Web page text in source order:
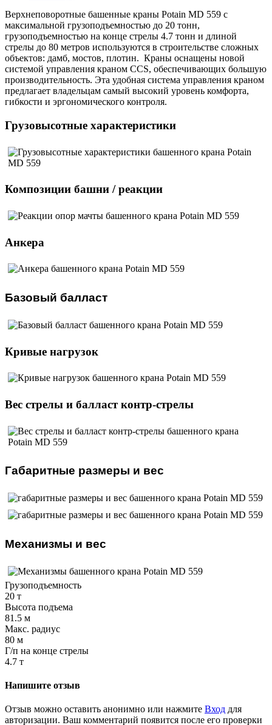
Верхнеповоротные башенные краны Potain MD 559 с
максимальной грузоподъемностью до 20 тонн,
грузоподъемностью на конце стрелы 4.7 тонн и длиной
стрелы до 80 метров используются в строительстве сложных
объектов: дамб, мостов, плотин. Краны оснащены новой
системой управления краном CCS, обеспечивающих большую
производительность. Эта удобная система управления краном
предлагает владельцам самый высокий уровень комфорта,
гибкости и эргономического контроля.
Грузовысотные характеристики
Композиции башни / реакции
Анкера
Базовый балласт
Кривые нагрузок
Вес стрелы и балласт контр-стрелы
Габаритные размеры и вес
Механизмы и вес
Грузоподъемность
20 т
Высота подъема
81.5 м
Макс. радиус
80 м
Г/п на конце стрелы
4.7 т
Напишите отзыв
Отзыв можно оставить анонимно или нажмите Вход для
авторизации. Ваш комментарий появится после его проверки